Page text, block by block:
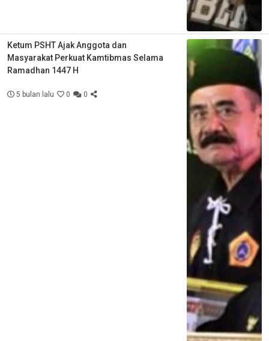
Ketum PSHT Ajak Anggota dan
Masyarakat Perkuat Kamtibmas Selama
Ramadhan 1447 H
5 bulan lalu 0 0